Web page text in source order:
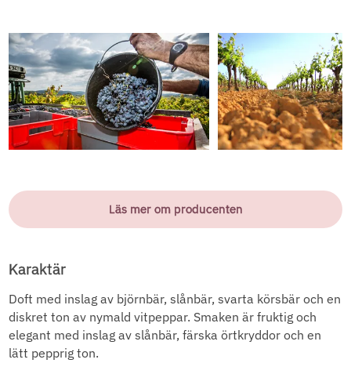
Läs mer om producenten
Karaktär
Doft med inslag av björnbär, slånbär, svarta körsbär och en
diskret ton av nymald vitpeppar. Smaken är fruktig och
elegant med inslag av slånbär, färska örtkryddor och en
lätt pepprig ton.